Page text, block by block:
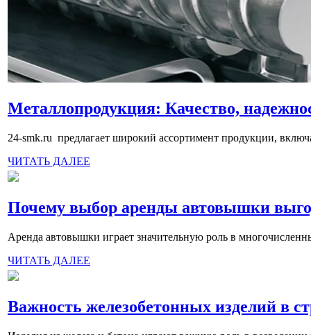
Металлопродукция: Качество,
24-smk.ru предлагает широкий ассортимент продукции,
ЧИТАТЬ ДАЛЕЕ
Почему выбор аренды автовышки
Аренда автовышки играет значительную роль в
ЧИТАТЬ ДАЛЕЕ
Важность железобетонных изделий в